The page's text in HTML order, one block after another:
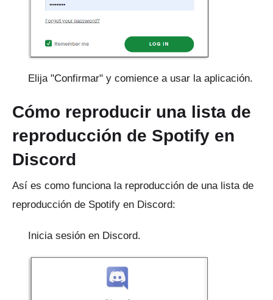
Elija "Confirmar" y comience a usar la aplicación.
Cómo reproducir una lista de
reproducción de Spotify en
Discord
Así es como funciona la reproducción de una lista de
reproducción de Spotify en Discord:
Inicia sesión en Discord.